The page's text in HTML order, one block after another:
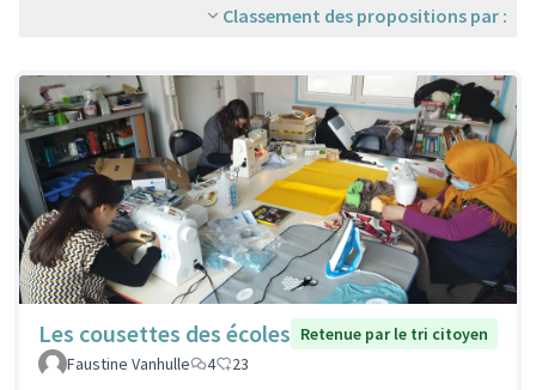
Classement des propositions par :
Les cousettes des écoles Retenue par le tri citoyen
Faustine Vanhulle
4 23